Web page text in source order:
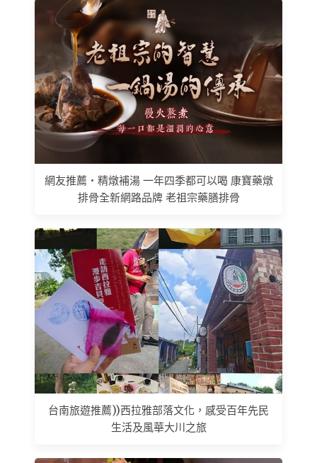
網友推薦 • 精燉補湯 一年四季都可以喝 康寶藥燉
排骨全新網路品牌 老祖宗藥膳排骨
台南旅遊推薦))西拉雅部落文化，感受百年先民
生活及風華大川之旅